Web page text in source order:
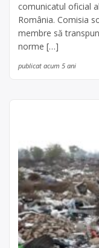
comunicatul oficial
România. Comisia
membre să
norme […]
publicat acum 5 ani